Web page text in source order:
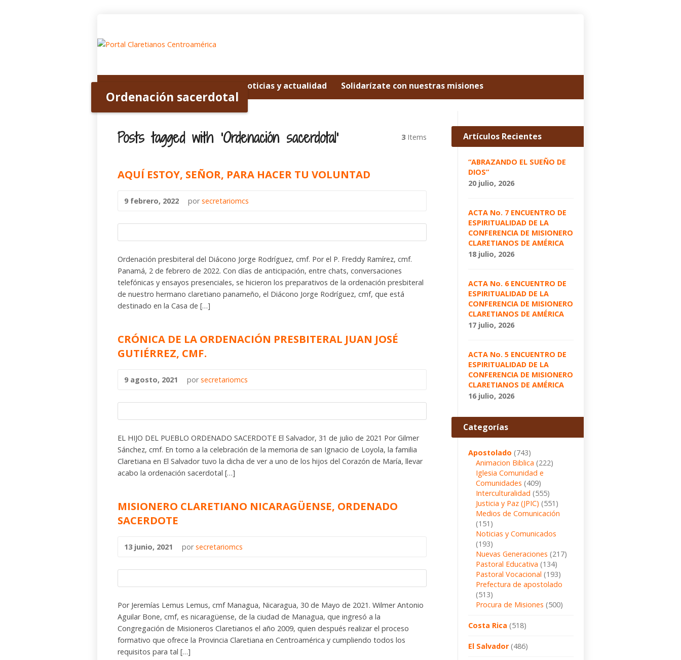
Noticias y actualidad Solidarízate con nuestras misiones
Ordenación sacerdotal
Posts tagged with ‘Ordenación sacerdotal’ 3 Items
AQUÍ ESTOY, SEÑOR, PARA HACER TU VOLUNTAD
9 febrero, 2022 porsecretariomcs
Ordenación presbiteral del Diácono Jorge Rodríguez, cmf. Por el P. Freddy Ramírez, cmf.
Panamá, 2 de febrero de 2022. Con días de anticipación, entre chats, conversaciones
telefónicas y ensayos presenciales, se hicieron los preparativos de la ordenación presbiteral
de nuestro hermano claretiano panameño, el Diácono Jorge Rodríguez, cmf, que está
destinado en la Casa de […]
CRÓNICA DE LA ORDENACIÓN PRESBITERAL JUAN JOSÉ
GUTIÉRREZ, CMF.
9 agosto, 2021 porsecretariomcs
EL HIJO DEL PUEBLO ORDENADO SACERDOTE El Salvador, 31 de julio de 2021 Por Gilmer
Sánchez, cmf. En torno a la celebración de la memoria de san Ignacio de Loyola, la familia
Claretiana en El Salvador tuvo la dicha de ver a uno de los hijos del Corazón de María, llevar
acabo la ordenación sacerdotal […]
MISIONERO CLARETIANO NICARAGÜENSE, ORDENADO
SACERDOTE
13 junio, 2021 porsecretariomcs
Por Jeremías Lemus Lemus, cmf Managua, Nicaragua, 30 de Mayo de 2021. Wilmer Antonio
Aguilar Bone, cmf, es nicaragüense, de la ciudad de Managua, que ingresó a la
Congregación de Misioneros Claretianos el año 2009, quien después realizar el proceso
formativo que ofrece la Provincia Claretiana en Centroamérica y cumpliendo todos los
requisitos para tal […]
Artículos Recientes
“ABRAZANDO EL SUEÑO DE
DIOS”
20 julio, 2026
ACTA No. 7 ENCUENTRO DE
ESPIRITUALIDAD DE LA
CONFERENCIA DE MISIONERO
CLARETIANOS DE AMÉRICA
18 julio, 2026
ACTA No. 6 ENCUENTRO DE
ESPIRITUALIDAD DE LA
CONFERENCIA DE MISIONERO
CLARETIANOS DE AMÉRICA
17 julio, 2026
ACTA No. 5 ENCUENTRO DE
ESPIRITUALIDAD DE LA
CONFERENCIA DE MISIONERO
CLARETIANOS DE AMÉRICA
16 julio, 2026
Categorías
Apostolado (743)
Animacion Biblica (222)
Iglesia Comunidad e
Comunidades (409)
Interculturalidad (555)
Justicia y Paz (JPIC) (551)
Medios de Comunicación
(151)
Noticias y Comunicados
(193)
Nuevas Generaciones (217)
Pastoral Educativa (134)
Pastoral Vocacional (193)
Prefectura de apostolado
(513)
Procura de Misiones (500)
Costa Rica (518)
El Salvador(486)